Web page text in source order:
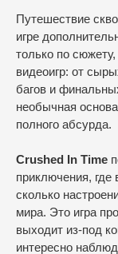
Путешествие
игре
только по
видеоигр: от
багов и
необычная
полного абсурда.
Crushed In Time
приключения, где
сколько
мира. Это игра
выходит из-под
интересно